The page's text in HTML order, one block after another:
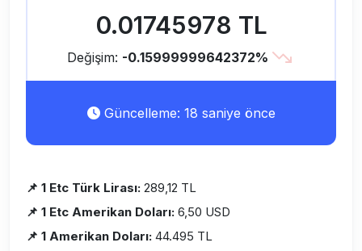
0.01745978 TL
Değişim: -0.15999999642372%
Güncelleme: 18 saniye önce
📌 1 Etc Türk Lirası: 289,12 TL
📌 1 Etc Amerikan Doları: 6,50 USD
📌 1 Amerikan Doları: 44.495 TL